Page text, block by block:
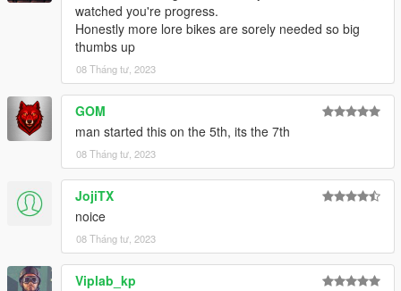
watched you're progress.
Honestly more lore bikes are sorely needed so big
thumbs up
08 Tháng tư, 2023
GOM
man started this on the 5th, its the 7th
08 Tháng tư, 2023
JojiTX
noice
08 Tháng tư, 2023
Viplab_kp